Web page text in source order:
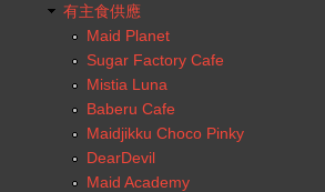
有主食供應
Maid Planet
Sugar Factory Cafe
Mistia Luna
Baberu Cafe
Maidjikku Choco Pinky
DearDevil
Maid Academy